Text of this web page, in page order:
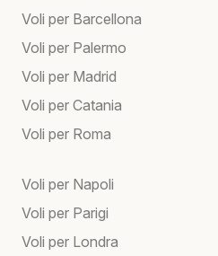
Voli per Barcellona
Voli per Palermo
Voli per Madrid
Voli per Catania
Voli per Roma
Voli per Napoli
Voli per Parigi
Voli per Londra